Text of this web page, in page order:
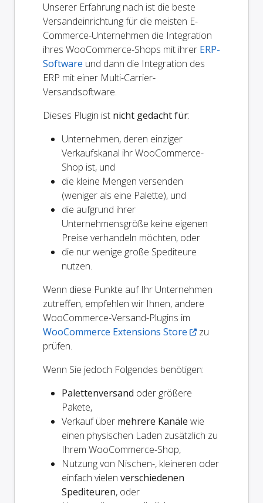
Unserer Erfahrung nach ist die beste
Versandeinrichtung für die meisten E-
Commerce-Unternehmen die Integration
ihres WooCommerce-Shops mit ihrer ERP-
Software und dann die Integration des
ERP mit einer Multi-Carrier-
Versandsoftware.
Dieses Plugin ist nicht gedacht für:
Unternehmen, deren einziger
Verkaufskanal ihr WooCommerce-
Shop ist, und
die kleine Mengen versenden
(weniger als eine Palette), und
die aufgrund ihrer
Unternehmensgröße keine eigenen
Preise verhandeln möchten, oder
die nur wenige große Spediteure
nutzen.
Wenn diese Punkte auf Ihr Unternehmen
zutreffen, empfehlen wir Ihnen, andere
WooCommerce-Versand-Plugins im
WooCommerce Extensions Store
zu
prüfen.
Wenn Sie jedoch Folgendes benötigen:
Palettenversand oder größere
Pakete,
Verkauf über mehrere Kanäle wie
einen physischen Laden zusätzlich zu
Ihrem WooCommerce-Shop,
Nutzung von Nischen-, kleineren oder
einfach vielen verschiedenen
Spediteuren, oder